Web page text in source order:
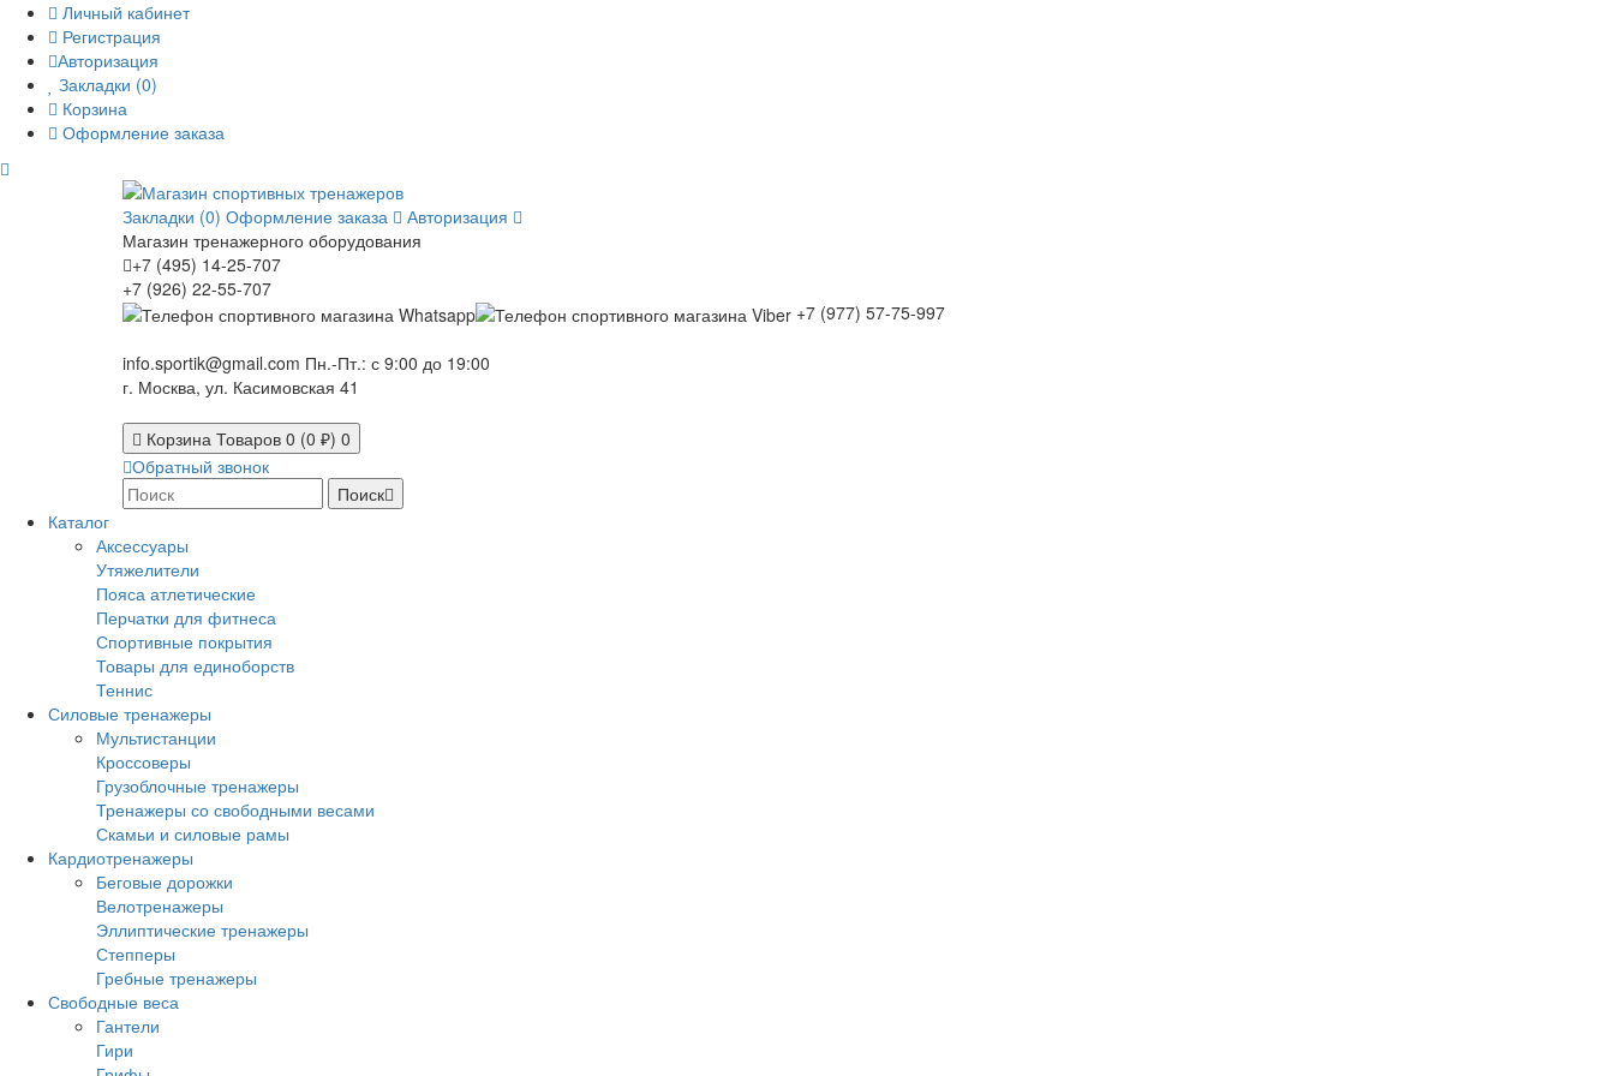
Личный кабинет
Регистрация
Авторизация
Закладки (0)
Корзина
Оформление заказа
Закладки (0) Оформление заказа
Авторизация
Магазин тренажерного оборудования
+7 (495) 14-25-707
+7 (926) 22-55-707
+7 (977) 57-75-997
info.sportik@gmail.com Пн.-Пт.: с 9:00 до 19:00
г. Москва, ул. Касимовская 41
Корзина Товаров 0 (0 ₽) 0
Обратный звонок
Поиск
Каталог
Аксессуары
Утяжелители
Пояса атлетические
Перчатки для фитнеса
Спортивные покрытия
Товары для единоборств
Теннис
Силовые тренажеры
Мультистанции
Кроссоверы
Грузоблочные тренажеры
Тренажеры со свободными весами
Скамьи и силовые рамы
Кардиотренажеры
Беговые дорожки
Велотренажеры
Эллиптические тренажеры
Степперы
Гребные тренажеры
Свободные веса
Гантели
Гири